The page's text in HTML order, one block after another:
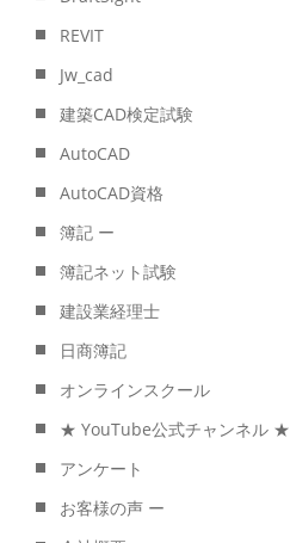
REVIT
Jw_cad
建築CAD検定試験
AutoCAD
AutoCAD資格
簿記 ー
簿記ネット試験
建設業経理士
日商簿記
オンラインスクール
★ YouTube公式チャンネル ★
アンケート
お客様の声 ー